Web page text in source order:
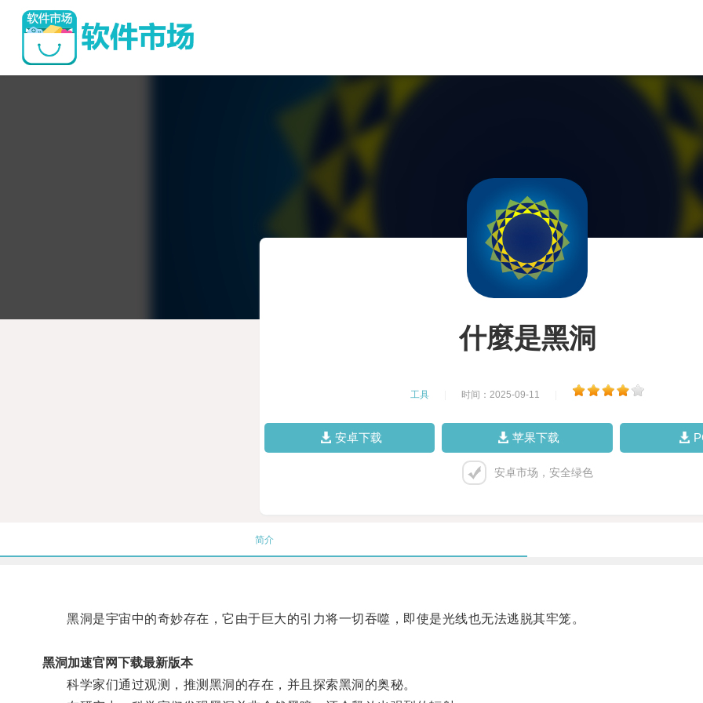
什麼是黑洞
工具 时间：2025-09-11
安卓下载 苹果下载
安卓市场，安全绿色
简介
黑洞是宇宙中的奇妙存在，它由于巨大的引力将一切吞噬，即使是光线也无法逃脱其牢笼。
黑洞加速官网下载最新版本
科学家们通过观测，推测黑洞的存在，并且探索黑洞的奥秘。